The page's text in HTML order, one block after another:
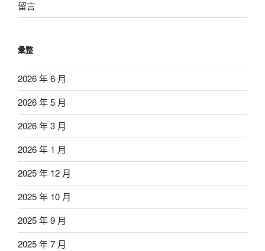
留言
彙整
2026 年 6 月
2026 年 5 月
2026 年 3 月
2026 年 1 月
2025 年 12 月
2025 年 10 月
2025 年 9 月
2025 年 7 月